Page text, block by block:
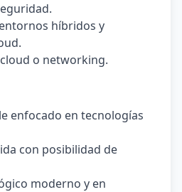
híbridos y
o networking.
enfocado en tecnologías
con posibilidad de
moderno y en